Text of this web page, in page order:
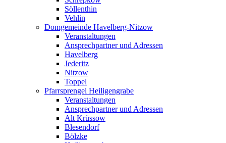
Söllenthin
Vehlin
Domgemeinde Havelberg-Nitzow
Veranstaltungen
Ansprechpartner und Adressen
Havelberg
Jederitz
Nitzow
Toppel
Pfarrsprengel Heiligengrabe
Veranstaltungen
Ansprechpartner und Adressen
Alt Krüssow
Blesendorf
Bölzke